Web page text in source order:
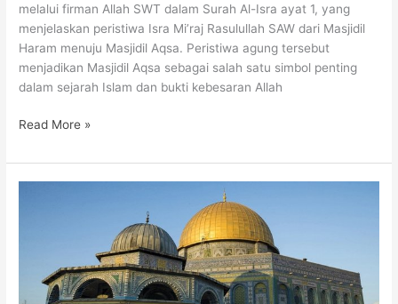
melalui firman Allah SWT dalam Surah Al-Isra ayat 1, yang
menjelaskan peristiwa Isra Mi’raj Rasulullah SAW dari Masjidil
Haram menuju Masjidil Aqsa. Peristiwa agung tersebut
menjadikan Masjidil Aqsa sebagai salah satu simbol penting
dalam sejarah Islam dan bukti kebesaran Allah
Read More »
Januari
2027